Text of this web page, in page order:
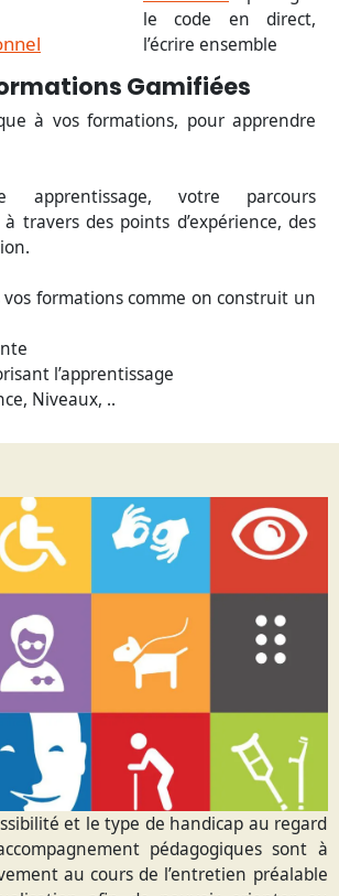
le code en direct,
l’écrire ensemble
Gamifiées
à vos formations, pour apprendre
apprentissage, votre parcours
à travers des points d’expérience, des
vos formations comme on construit un
l’apprentissage
Niveaux, ..
et le type de handicap au regard
pédagogiques sont à
au cours de l’entretien préalable